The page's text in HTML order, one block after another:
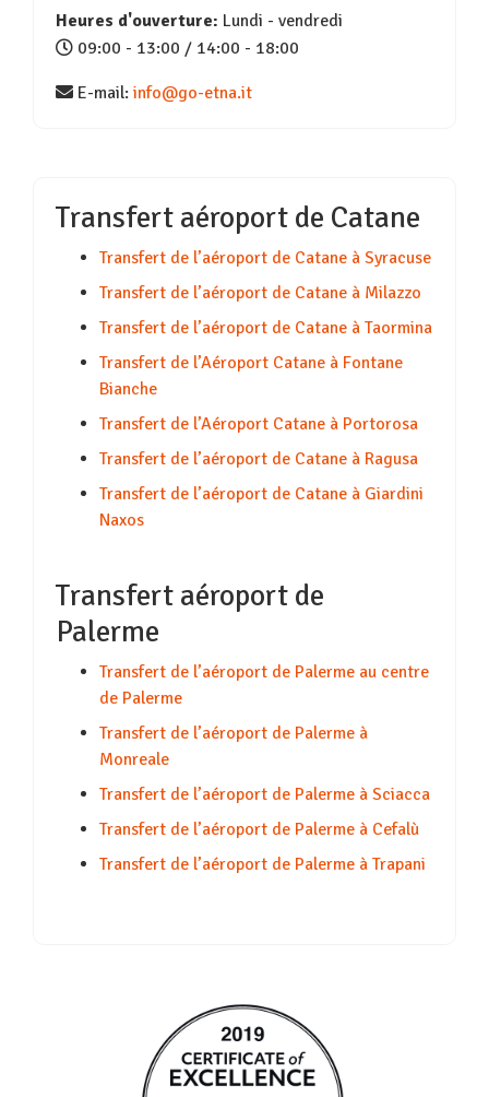
Heures d'ouverture: Lundi - vendredi
09:00 - 13:00 / 14:00 - 18:00
E-mail: info@go-etna.it
Transfert aéroport de Catane
Transfert de l’aéroport de Catane à Syracuse
Transfert de l’aéroport de Catane à Milazzo
Transfert de l’aéroport de Catane à Taormina
Transfert de l’Aéroport Catane à Fontane
Bianche
Transfert de l’Aéroport Catane à Portorosa
Transfert de l’aéroport de Catane à Ragusa
Transfert de l’aéroport de Catane à Giardini
Naxos
Transfert aéroport de
Palerme
Transfert de l’aéroport de Palerme au centre
de Palerme
Transfert de l’aéroport de Palerme à
Monreale
Transfert de l’aéroport de Palerme à Sciacca
Transfert de l’aéroport de Palerme à Cefalù
Transfert de l’aéroport de Palerme à Trapani